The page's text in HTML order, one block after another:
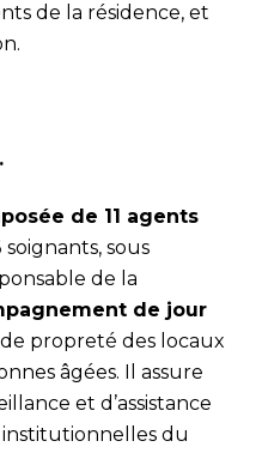
de la résidence, et
de 11 agents
soignants, sous
de la
de jour
propreté des locaux
âgées. Il assure
et d’assistance
institutionnelles du